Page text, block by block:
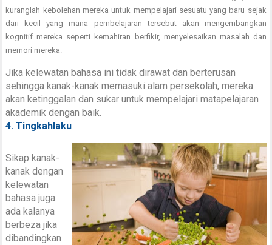
kuranglah kebolehan mereka untuk mempelajari sesuatu yang baru sejak
dari kecil yang mana pembelajaran tersebut akan mengembangkan
kognitif mereka seperti kemahiran berfikir, menyelesaikan masalah dan
memori mereka.
Jika kelewatan bahasa ini tidak dirawat dan berterusan
sehingga kanak-kanak memasuki alam persekolah, mereka
akan ketinggalan dan sukar untuk mempelajari matapelajaran
akademik dengan baik.
4. Tingkahlaku
Sikap kanak-
kanak dengan
kelewatan
bahasa juga
ada kalanya
berbeza jika
dibandingkan